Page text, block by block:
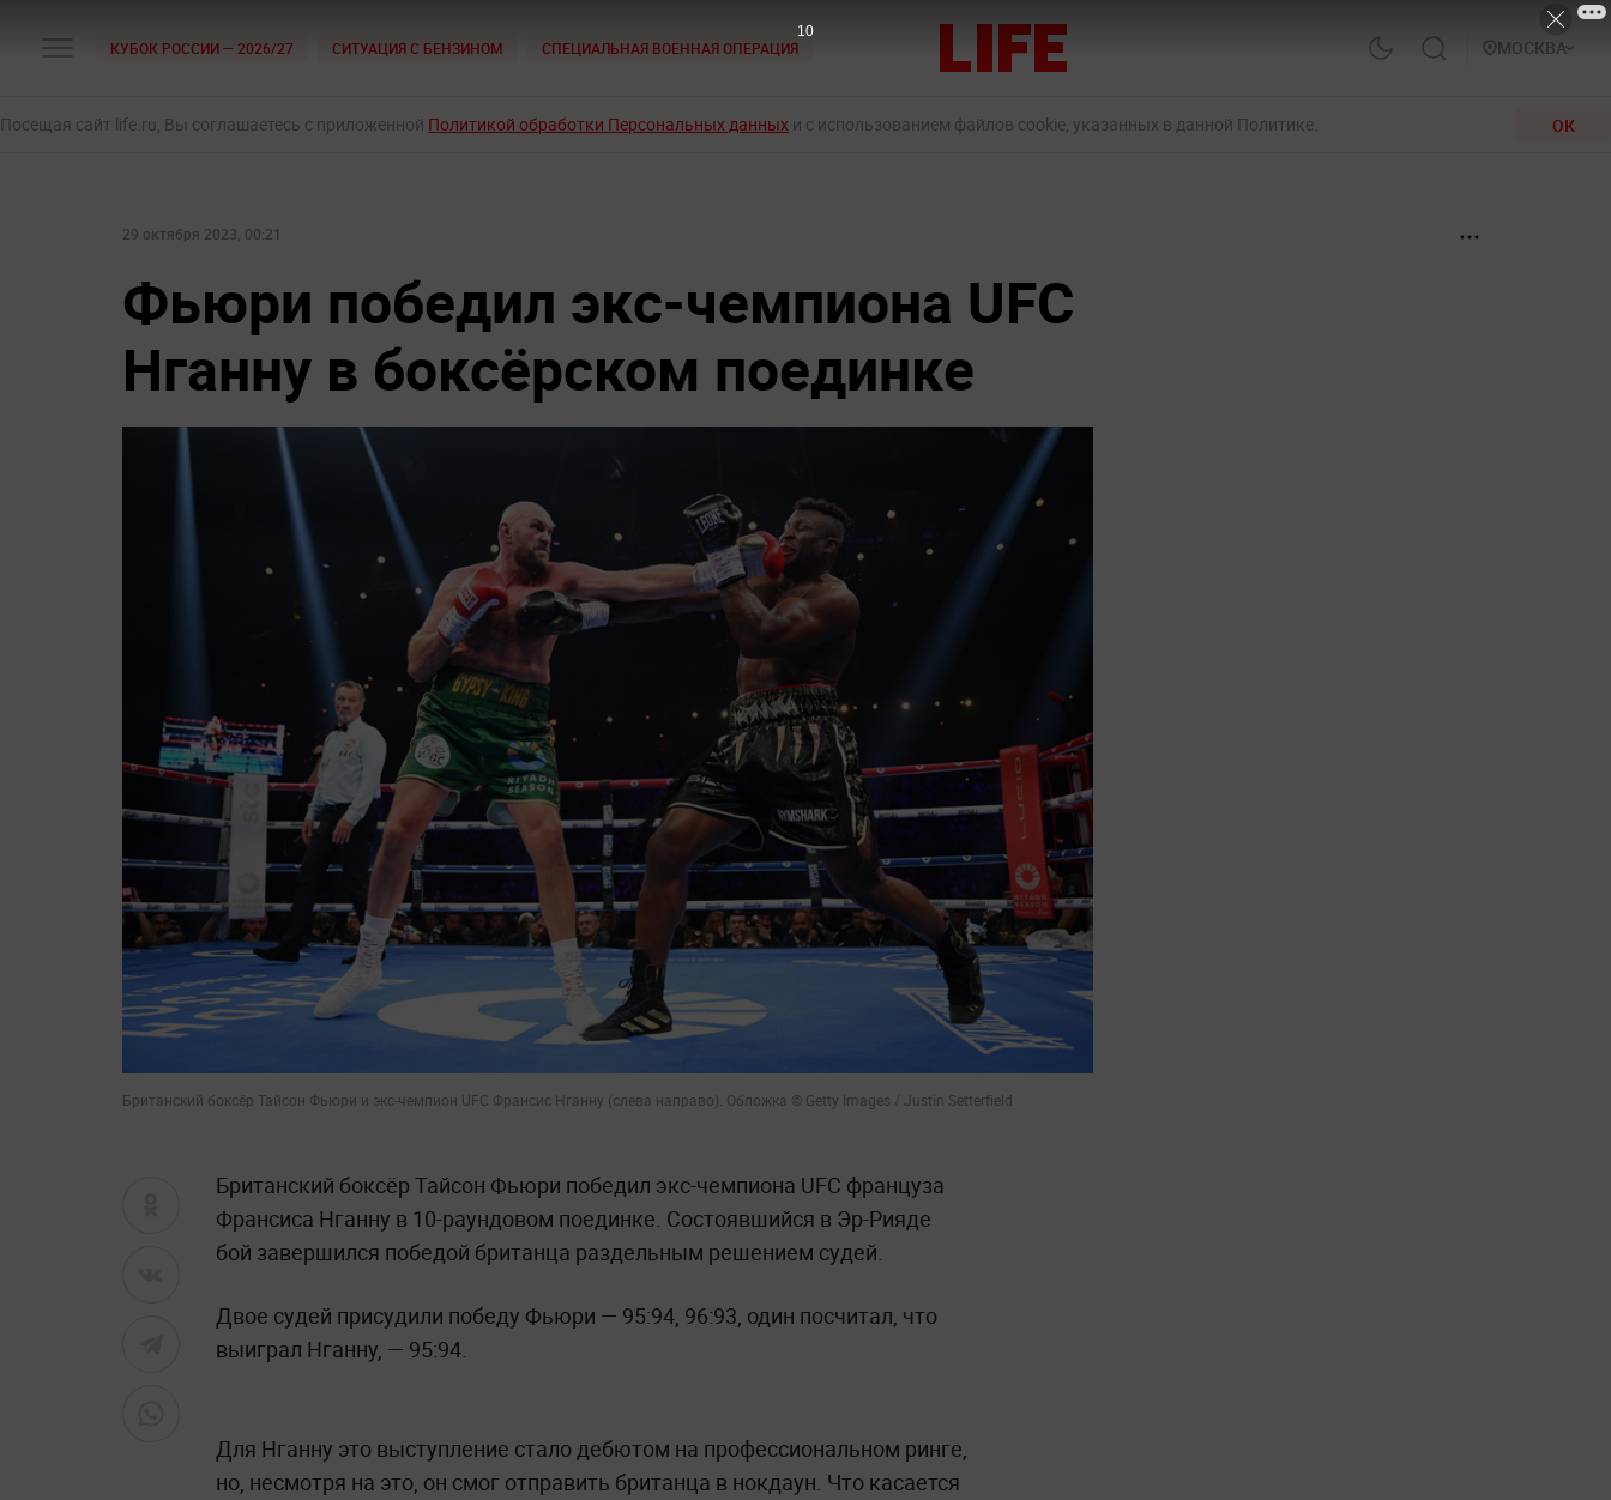
КУБОК РОССИИ — 2026/27 СИТУАЦИЯ С БЕНЗИНОМ СПЕЦИАЛЬНАЯ ВОЕННАЯ ОПЕРАЦИЯ МОСКВА
Посещая сайт life.ru, Вы соглашаетесь с приложенной Политикой обработки Персональных данных и с использованием файлов cookie, указанных в данной Политике. ОК
29 октября 2023, 00:21
Фьюри победил экс-чемпиона UFC
Нганну в боксёрском поединке
Британский боксёр Тайсон Фьюри и экс-чемпион UFC Франсис Нганну (слева направо). Обложка © Getty Images / Justin Setterfield
Британский боксёр Тайсон Фьюри победил экс-чемпиона UFC француза
Франсиса Нганну в 10-раундовом поединке. Состоявшийся в Эр-Рияде
бой завершился победой британца раздельным решением судей.
Двое судей присудили победу Фьюри — 95:94, 96:93, один посчитал, что
выиграл Нганну, — 95:94.
Для Нганну это выступление стало дебютом на профессиональном ринге,
но, несмотря на это, он смог отправить британца в нокдаун. Что касается
9